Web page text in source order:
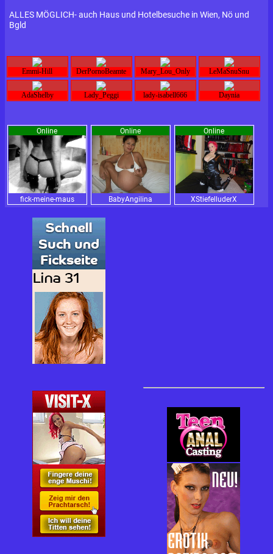
ALLES MÖGLICH- auch Haus und Hotelbesuche in Wien, Nö und
Bgld
Emmi-Hill DerPornoBeamte Mary_Lou_Only LeMaSnuSnu
AdaShelby Lady_Peggi lady-isabell666 Daynia
Online
fick-meine-maus
Online
BabyAngilina
Online
XStiefelluderX